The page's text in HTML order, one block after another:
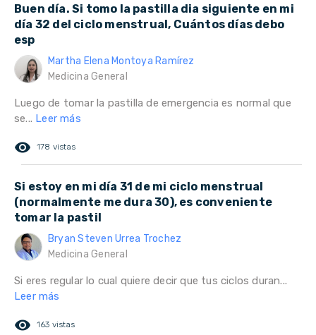
Buen día. Si tomo la pastilla dia siguiente en mi
día 32 del ciclo menstrual, Cuántos días debo
esp
Martha Elena Montoya Ramírez
Medicina General
Luego de tomar la pastilla de emergencia es normal que
se... Leer más
remove_red_eye 178 vistas
Si estoy en mi día 31 de mi ciclo menstrual
(normalmente me dura 30), es conveniente
tomar la pastil
Bryan Steven Urrea Trochez
Medicina General
Si eres regular lo cual quiere decir que tus ciclos duran...
Leer más
remove_red_eye 163 vistas